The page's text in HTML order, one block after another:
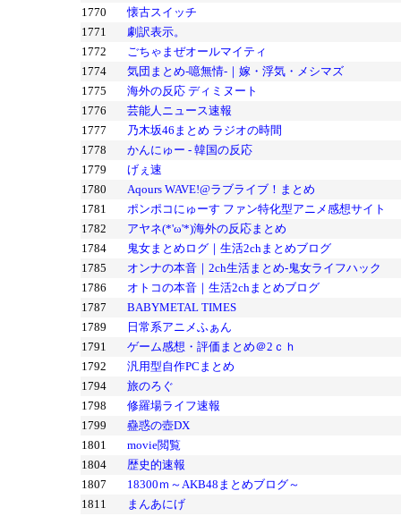
1770
懐古スイッチ
1771
劇訳表示。
1772
ごちゃまぜオールマイティ
1774
気団まとめ-噫無情-｜嫁・浮気・メシマズ
1775
海外の反応 ディミヌート
1776
芸能人ニュース速報
1777
乃木坂46まとめ ラジオの時間
1778
かんにゅー - 韓国の反応
1779
げぇ速
1780
Aqours WAVE!@ラブライブ！まとめ
1781
ポンポコにゅーす ファン特化型アニメ感想サイト
1782
アヤネ(*'ω'*)海外の反応まとめ
1784
鬼女まとめログ｜生活2chまとめブログ
1785
オンナの本音｜2ch生活まとめ-鬼女ライフハック
1786
オトコの本音｜生活2chまとめブログ
1787
BABYMETAL TIMES
1789
日常系アニメふぁん
1791
ゲーム感想・評価まとめ＠2ｃｈ
1792
汎用型自作PCまとめ
1794
旅のろぐ
1798
修羅場ライフ速報
1799
蠱惑の壺DX
1801
movie閲覧
1804
歴史的速報
1807
18300ｍ～AKB48まとめブログ～
1811
まんあにげ